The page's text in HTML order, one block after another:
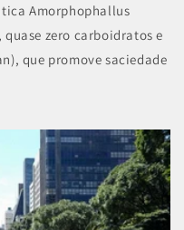
Amorphophallus
zero carboidratos e
que promove saciedade